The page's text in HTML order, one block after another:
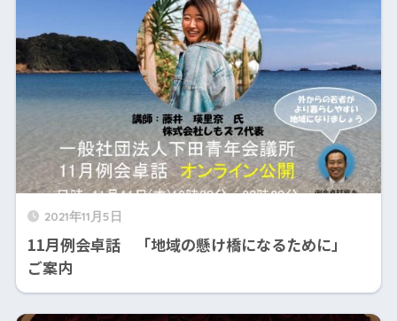
2021年11月5日
11月例会卓話 「地域の懸け橋になるために」
ご案内